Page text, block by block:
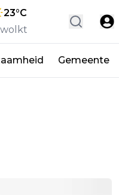
23°C
Gemeente